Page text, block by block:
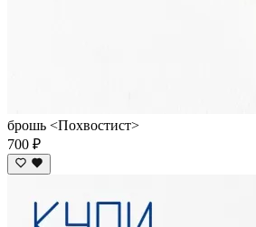
брошь <Похвостист>
700 ₽